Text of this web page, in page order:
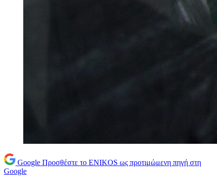
Google Προσθέστε το ENIKOS ως προτιμώμενη πηγή στη
Google